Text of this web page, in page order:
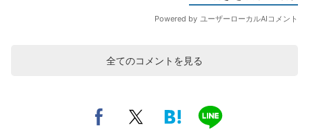
全てのコメントを見る